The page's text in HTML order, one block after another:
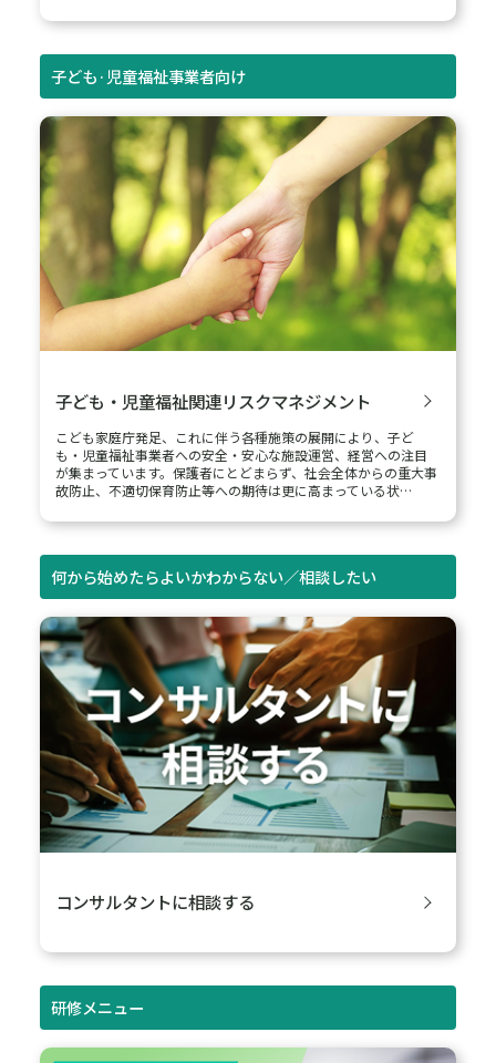
子ども·児童福祉事業者向け
子ども・児童福祉関連リスクマネジメント
こども家庭庁発足、これに伴う各種施策の展開により、子ど
も・児童福祉事業者への安全・安心な施設運営、経営への注目
が集まっています。保護者にとどまらず、社会全体からの重大事
故防止、不適切保育防止等への期待は更に高まっている状…
何から始めたらよいかわからない／相談したい
コンサルタントに相談する
研修メニュー